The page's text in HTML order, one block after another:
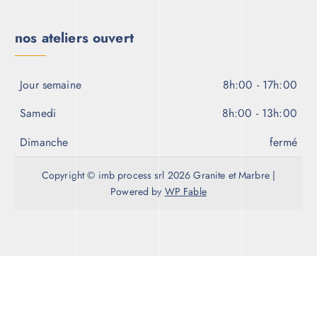
nos ateliers ouvert
Jour semaine
8h:00 - 17h:00
Samedi
8h:00 - 13h:00
Dimanche
fermé
Copyright © imb process srl 2026 Granite et Marbre |
Powered by WP Fable